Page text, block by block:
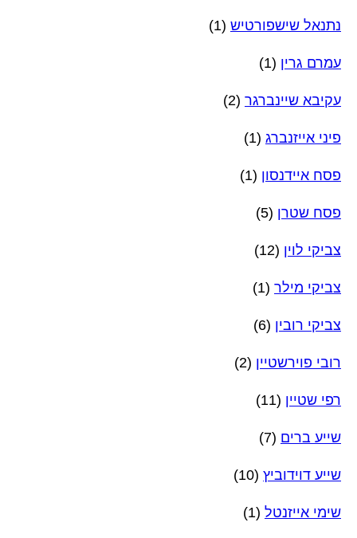
נתנאל שישפורטיש (1)
עמרם גרין (1)
עקיבא שיינברגר (2)
פיני אייזנברג (1)
פסח איידנסון (1)
פסח שטרן (5)
צביקי לוין (12)
צביקי מילר (1)
צביקי רובין (6)
רובי פוירשטיין (2)
רפי שטיין (11)
שייע ברים (7)
שייע דוידוביץ (10)
שימי אייזנטל (1)